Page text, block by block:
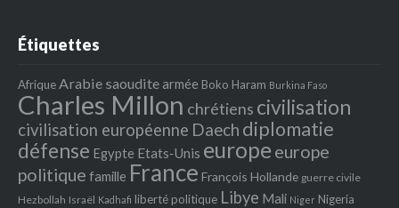
Étiquettes
AfriqueArabie saoudite armée Boko Haram Burkina Faso
Charles Millon chrétiens civilisation
civilisation européenne Daech diplomatie
défense Egypte Etats‐Unis europeeurope
politique famille France François Hollande guerre civile
Hezbollah Israël Kadhafi liberté politique Libye Mali Niger Nigeria